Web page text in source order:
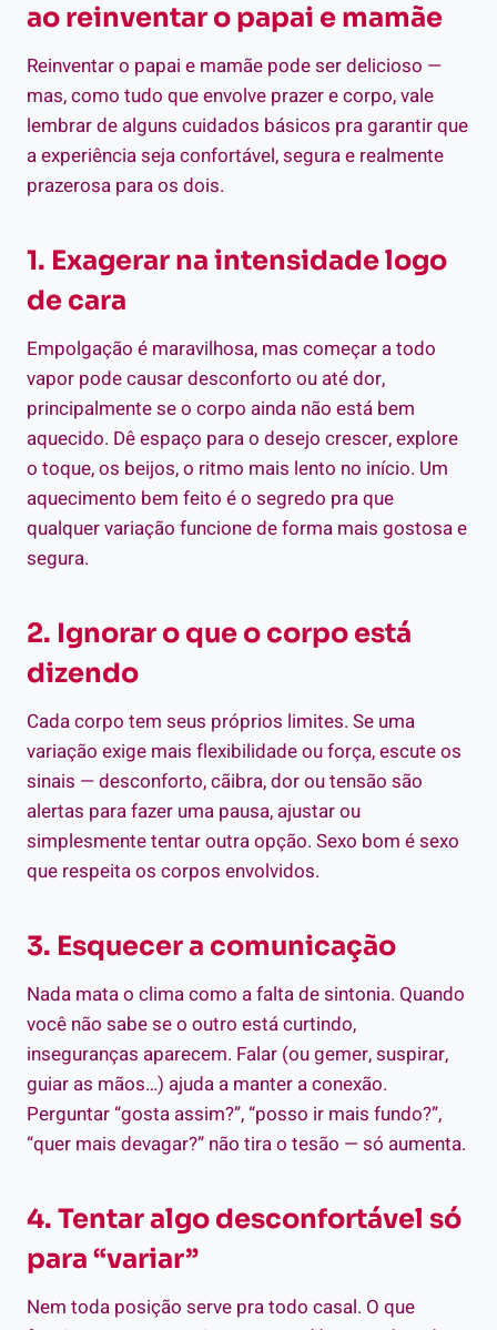
ao reinventar o papai e mamãe
Reinventar o papai e mamãe pode ser delicioso —
mas, como tudo que envolve prazer e corpo, vale
lembrar de alguns cuidados básicos pra garantir que
a experiência seja confortável, segura e realmente
prazerosa para os dois.
1. Exagerar na intensidade logo
de cara
Empolgação é maravilhosa, mas começar a todo
vapor pode causar desconforto ou até dor,
principalmente se o corpo ainda não está bem
aquecido. Dê espaço para o desejo crescer, explore
o toque, os beijos, o ritmo mais lento no início. Um
aquecimento bem feito é o segredo pra que
qualquer variação funcione de forma mais gostosa e
segura.
2. Ignorar o que o corpo está
dizendo
Cada corpo tem seus próprios limites. Se uma
variação exige mais flexibilidade ou força, escute os
sinais — desconforto, cãibra, dor ou tensão são
alertas para fazer uma pausa, ajustar ou
simplesmente tentar outra opção. Sexo bom é sexo
que respeita os corpos envolvidos.
3. Esquecer a comunicação
Nada mata o clima como a falta de sintonia. Quando
você não sabe se o outro está curtindo,
inseguranças aparecem. Falar (ou gemer, suspirar,
guiar as mãos…) ajuda a manter a conexão.
Perguntar “gosta assim?”, “posso ir mais fundo?”,
“quer mais devagar?” não tira o tesão — só aumenta.
4. Tentar algo desconfortável só
para “variar”
Nem toda posição serve pra todo casal. O que